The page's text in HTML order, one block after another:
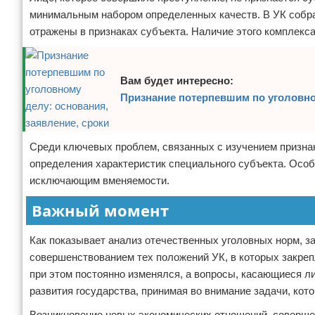
минимальным набором определенных качеств. В УК
отражены в признаках субъекта. Наличие этого
Вам будет интересно:
Признание потерпевшим по
Среди ключевых проблем, связанных с изучением
определения характеристик специального субъекта.
исключающим вменяемости.
Важный момент
Как показывает анализ отечественных уголовных норм,
совершенствованием тех положений УК, в которых
при этом постоянно изменялся, а вопросы, касающиеся
развития государства, принимая во внимание задачи,